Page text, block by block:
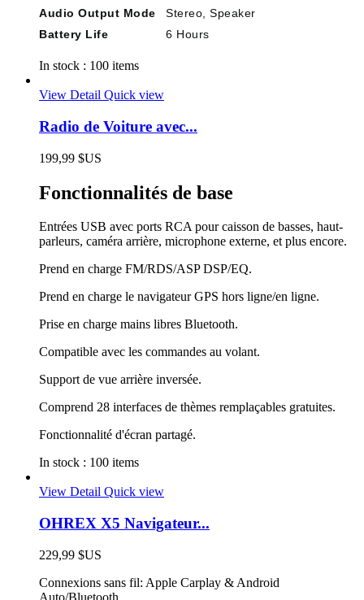
Audio Output Mode
Stereo, Speaker
Battery Life
6 Hours
In stock : 100 items
View Detail Quick view
Radio de Voiture avec...
199,99 $US
Fonctionnalités de base
Entrées USB avec ports RCA pour caisson de basses, haut-
parleurs, caméra arrière, microphone externe, et plus encore.
Prend en charge FM/RDS/ASP DSP/EQ.
Prend en charge le navigateur GPS hors ligne/en ligne.
Prise en charge mains libres Bluetooth.
Compatible avec les commandes au volant.
Support de vue arrière inversée.
Comprend 28 interfaces de thèmes remplaçables gratuites.
Fonctionnalité d'écran partagé.
In stock : 100 items
View Detail Quick view
OHREX X5 Navigateur...
229,99 $US
Connexions sans fil: Apple Carplay & Android
Auto/Bluetooth